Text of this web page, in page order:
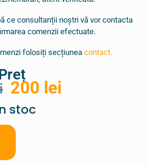
ce consultanții noștri vă vor contacta
comenzii efectuate.
folosiți secțiunea contact.
200 lei
stoc